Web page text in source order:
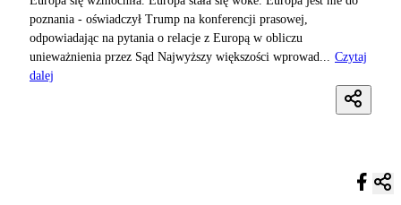
poznania - oświadczył Trump na konferencji prasowej,
odpowiadając na pytania o relacje z Europą w obliczu
unieważnienia przez Sąd Najwyższy większości wprowad...
Czytaj
dalej